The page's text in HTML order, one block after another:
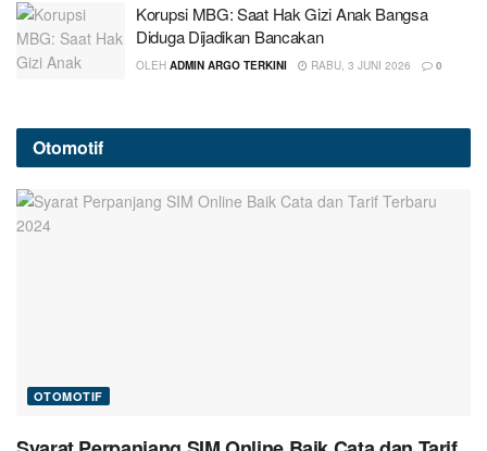
Korupsi MBG: Saat Hak Gizi Anak Bangsa
Diduga Dijadikan Bancakan
OLEH ADMIN ARGO TERKINI RABU, 3 JUNI 2026 0
Otomotif
OTOMOTIF